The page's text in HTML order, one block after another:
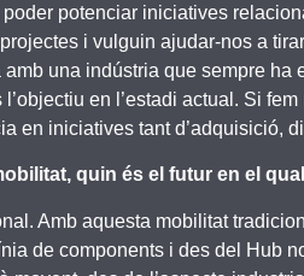
potenciar iniciatives
i vulguin ajudar-nos a
una indústria que sempre ha
en l’estadi actual. Si
en iniciatives tant d’adquisició,
quin és el futur en el
Amb aquesta mobilitat
de components i des del Hub